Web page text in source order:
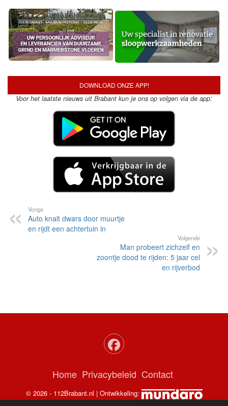
DOWNLOAD ONZE APP!
Voor het laatste nieuws uit Brabant kun je ons op volgen via de app:
Vorige
Auto knalt dwars door muurtje
en rijdt een achtertuin in
Volgende
Man probeert zichzelf en
zoontje dood te rijden: 5 jaar cel
en rijverbod
Home Privacybeleid Contact
© 2026 - 112Brabant.nl | Ontwikkeling: